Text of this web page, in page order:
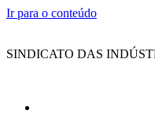
Ir para o conteúdo
SINDICATO DAS